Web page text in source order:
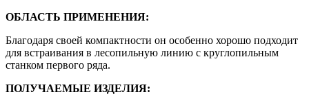
ОБЛАСТЬ ПРИМЕНЕНИЯ:
Благодаря своей компактности он особенно хорошо подходит
для встраивания в лесопильную линию с круглопильным
станком первого ряда.
ПОЛУЧАЕМЫЕ ИЗДЕЛИЯ: